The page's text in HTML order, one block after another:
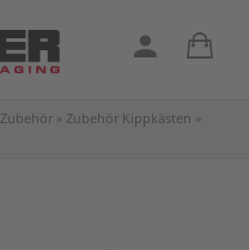
Zubehör » Zubehör Kippkästen »